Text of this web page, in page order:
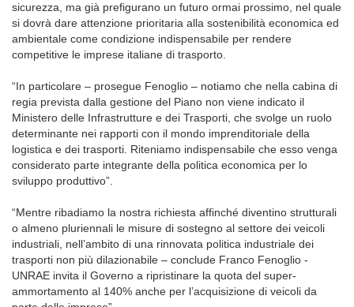
sicurezza, ma già prefigurano un futuro ormai prossimo, nel quale
si dovrà dare attenzione prioritaria alla sostenibilità economica ed
ambientale come condizione indispensabile per rendere
competitive le imprese italiane di trasporto.
“In particolare – prosegue Fenoglio – notiamo che nella cabina di
regia prevista dalla gestione del Piano non viene indicato il
Ministero delle Infrastrutture e dei Trasporti, che svolge un ruolo
determinante nei rapporti con il mondo imprenditoriale della
logistica e dei trasporti. Riteniamo indispensabile che esso venga
considerato parte integrante della politica economica per lo
sviluppo produttivo”.
“Mentre ribadiamo la nostra richiesta affinché diventino strutturali
o almeno pluriennali le misure di sostegno al settore dei veicoli
industriali, nell’ambito di una rinnovata politica industriale dei
trasporti non più dilazionabile – conclude Franco Fenoglio -
UNRAE invita il Governo a ripristinare la quota del super-
ammortamento al 140% anche per l’acquisizione di veicoli da